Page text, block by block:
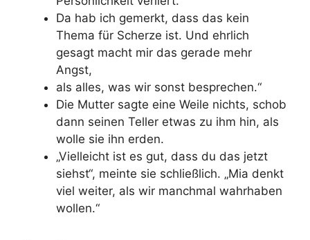
Da hab ich gemerkt, dass das kein
Thema für Scherze ist. Und ehrlich
gesagt macht mir das gerade mehr
Angst,
als alles, was wir sonst besprechen.“
Die Mutter sagte eine Weile nichts, schob
dann seinen Teller etwas zu ihm hin, als
wolle sie ihn erden.
„Vielleicht ist es gut, dass du das jetzt
siehst“, meinte sie schließlich. „Mia denkt
viel weiter, als wir manchmal wahrhaben
wollen.“